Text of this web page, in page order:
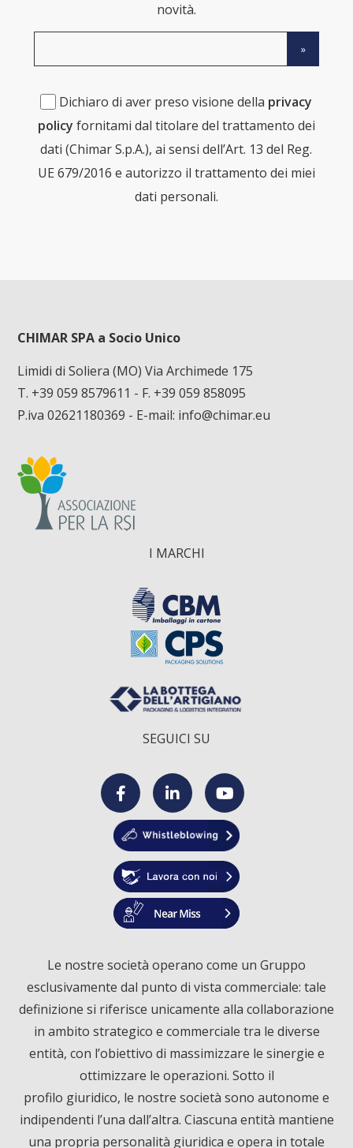
novità.
Dichiaro di aver preso visione della privacy
policy fornitami dal titolare del trattamento dei
dati (Chimar S.p.A.), ai sensi dell’Art. 13 del Reg.
UE 679/2016 e autorizzo il trattamento dei miei
dati personali.
CHIMAR SPA a Socio Unico
Limidi di Soliera (MO) Via Archimede 175
T. +39 059 8579611 - F. +39 059 858095
P.iva 02621180369 - E-mail: info@chimar.eu
I MARCHI
SEGUICI SU
F
a
c
b
o
o
L
i
n
e
d
I
Y
o
u
u
b
e
Le nostre società operano come un Gruppo
esclusivamente dal punto di vista commerciale: tale
definizione si riferisce unicamente alla collaborazione
in ambito strategico e commerciale tra le diverse
entità, con l’obiettivo di massimizzare le sinergie e
ottimizzare le operazioni. Sotto il
profilo giuridico, le nostre società sono autonome e
indipendenti l’una dall’altra. Ciascuna entità mantiene
una propria personalità giuridica e opera in totale